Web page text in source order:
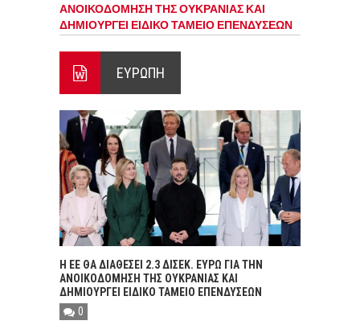
ΑΝΟΙΚΟΔΟΜΗΣΗ ΤΗΣ ΟΥΚΡΑΝΙΑΣ ΚΑΙ
ΔΗΜΙΟΥΡΓΕΙ ΕΙΔΙΚΟ ΤΑΜΕΙΟ ΕΠΕΝΔΥΣΕΩΝ
ΕΥΡΩΠΗ
Η ΕΕ ΘΑ ΔΙΑΘΕΣΕΙ 2.3 ΔΙΣΕΚ. ΕΥΡΩ ΓΙΑ ΤΗΝ
ΑΝΟΙΚΟΔΟΜΗΣΗ ΤΗΣ ΟΥΚΡΑΝΙΑΣ ΚΑΙ
ΔΗΜΙΟΥΡΓΕΙ ΕΙΔΙΚΟ ΤΑΜΕΙΟ ΕΠΕΝΔΥΣΕΩΝ
0